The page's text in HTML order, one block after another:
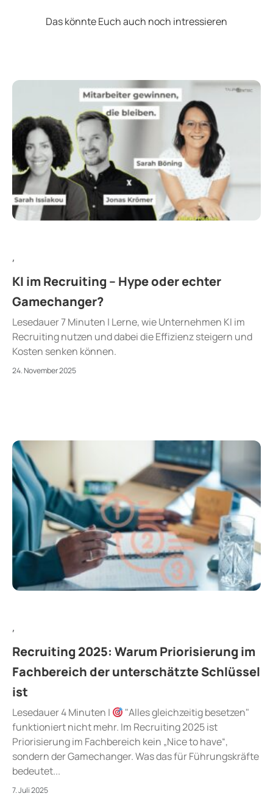
Das könnte Euch auch noch intressieren
,
KI im Recruiting – Hype oder echter
Gamechanger?
Lesedauer 7 Minuten | Lerne, wie Unternehmen KI im
Recruiting nutzen und dabei die Effizienz steigern und
Kosten senken können.
24. November 2025
,
Recruiting 2025: Warum Priorisierung im
Fachbereich der unterschätzte Schlüssel
ist
Lesedauer 4 Minuten |
"Alles gleichzeitig besetzen"
funktioniert nicht mehr. Im Recruiting 2025 ist
Priorisierung im Fachbereich kein „Nice to have“,
sondern der Gamechanger. Was das für Führungskräfte
bedeutet...
7. Juli 2025